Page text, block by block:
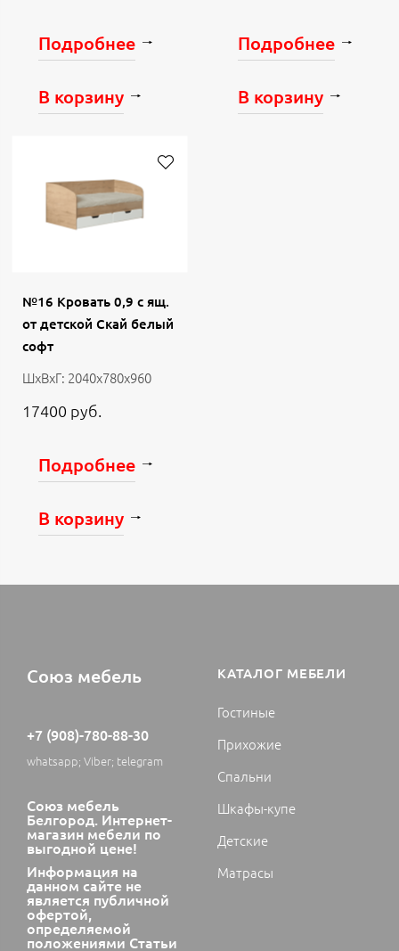
Подробнее
В корзину
Подробнее
В корзину
№16 Кровать 0,9 с ящ.
от детской Скай белый
софт
ШхВхГ: 2040х780х960
17400 руб.
Подробнее
В корзину
Союз мебель
+7 (908)-780-88-30
whatsapp; Viber; telegram
Союз мебель
Белгород. Интернет-
магазин мебели по
выгодной цене!
Информация на
данном сайте не
является публичной
офертой,
определяемой
положениями Статьи
КАТАЛОГ МЕБЕЛИ
Гостиные
Прихожие
Спальни
Шкафы-купе
Детские
Матрасы